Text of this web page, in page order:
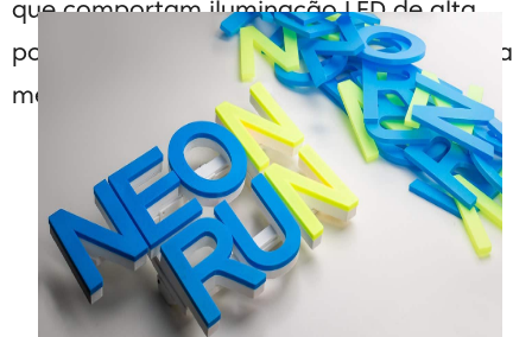
que comportam iluminação LED de alta
potência, garantindo que a corrida fica na
memória das pessoas envolvidas.